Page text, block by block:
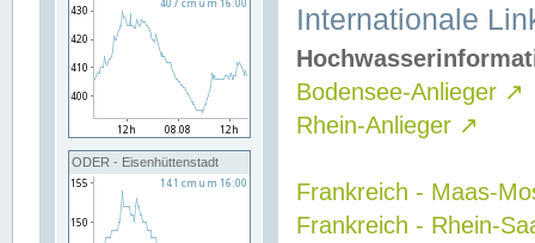
ODER - Eisenhüttenstadt
Internationale
Bodensee-Anlieger ↗
Rhein-Anlieger ↗
Frankreich - Maas-
Frankreich - Rhein-